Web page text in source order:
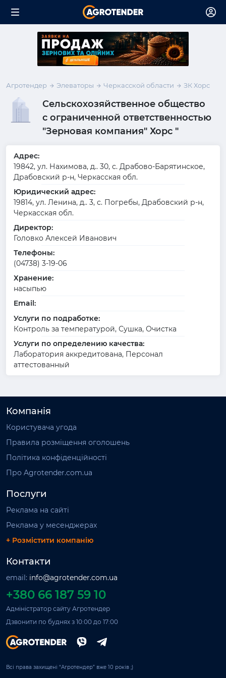
Агротендер Элеваторы Черкасской области ЗК Хорс
Сельскохозяйственное общество
с ограниченной ответственностью
"Зерновая компания" Хорс "
Адрес:
19842, ул. Нахимова, д.. 30, с. Драбово-Барятинское,
Драбовский р-н, Черкасская обл.
Юридический адрес:
19814, ул. Ленина, д.. 3, с. Погребы, Драбовский р-н,
Черкасская обл.
Директор:
Головко Алексей Иванович
Телефоны:
(04738) 3-19-06
Хранение:
насыпью
Email:
Услуги по подработке:
Контроль за температурой, Сушка, Очистка
Услуги по определению качества:
Лаборатория аккредитована, Персонал
аттестованный
Компанія
Користувача угода
Правила розміщення оголошень
Політика конфіденційності
Про Agrotender.com.ua
Послуги
Реклама на сайті
Реклама у месенджерах
+ Розмістити компанію
Контакти
email: info@agrotender.com.ua
+380 66 187 59 10
Адміністратор сайту Агротендер
Дзвонити по буднях з 10:00 до 17:00
Всі права захищені “Агротендер” вже 10 років ;)